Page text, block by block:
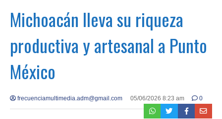
Michoacán lleva su riqueza
productiva y artesanal a Punto
México
frecuenciamultimedia.adm@gmail.com 05/06/2026 8:23 am 0